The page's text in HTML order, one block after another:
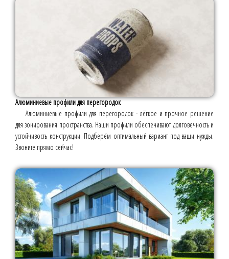
Алюминиевые профили для перегородок
Алюминиевые профили для перегородок - лёгкое и прочное решение
для зонирования пространства. Наши профили обеспечивают долговечность и
устойчивость конструкции. Подберём оптимальный вариант под ваши нужды.
Звоните прямо сейчас!